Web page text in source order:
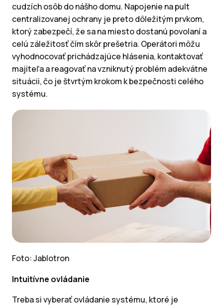
cudzích osôb do nášho domu. Napojenie na pult
centralizovanej ochrany je preto dôležitým prvkom,
ktorý zabezpečí, že sa na miesto dostanú povolaní a
celú záležitosť čím skôr prešetria. Operátori môžu
vyhodnocovať prichádzajúce hlásenia, kontaktovať
majiteľa a reagovať na vzniknutý problém adekvátne
situácii, čo je štvrtým krokom k bezpečnosti celého
systému.
Foto: Jablotron
Intuitívne ovládanie
Treba si vyberať ovládanie systému, ktoré je